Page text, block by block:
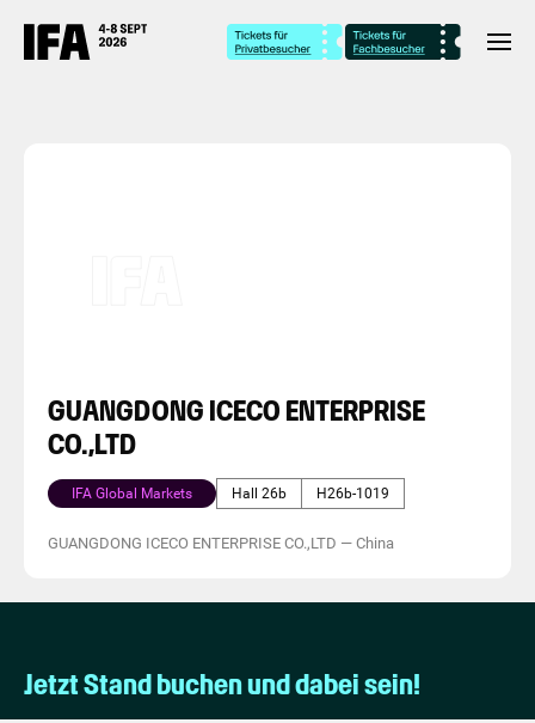
GUANGDONG ICECO ENTERPRISE
CO.,LTD
IFA Global Markets Hall 26b H26b-1019
GUANGDONG ICECO ENTERPRISE CO.,LTD — China
Jetzt Stand buchen und dabei sein!